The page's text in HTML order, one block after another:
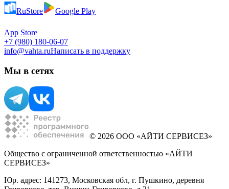
RuStore Google Play
App Store
+7 (980) 180-06-07
info@vahta.ruНаписать в поддержку
Мы в сетях
© 2026 ООО «АЙТИ СЕРВИСЕЗ»
Общество с ограниченной ответственностью «АЙТИ
СЕРВИСЕЗ»
Юр. адрес: 141273, Московская обл, г. Пушкино, деревня